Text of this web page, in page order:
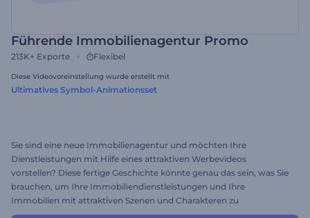
Führende Immobilienagentur Promo
213K+ Exporte Flexibel
Diese Videovoreinstellung wurde erstellt mit
Ultimatives Symbol-Animationsset
Sie sind eine neue Immobilienagentur und möchten Ihre
Dienstleistungen mit Hilfe eines attraktiven Werbevideos
vorstellen? Diese fertige Geschichte könnte genau das sein, was Sie
brauchen, um Ihre Immobiliendienstleistungen und Ihre
Immobilien mit attraktiven Szenen und Charakteren zu
präsentieren. Verschwenden Sie also keine Zeit, nutzen Sie diesen